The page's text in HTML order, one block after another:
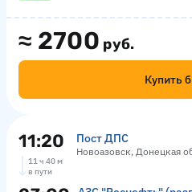
≈ 2700 руб.
Купить
11:20 Пост ДПС
Новоазовск, Донецкая
11 ч 40 м
в пути